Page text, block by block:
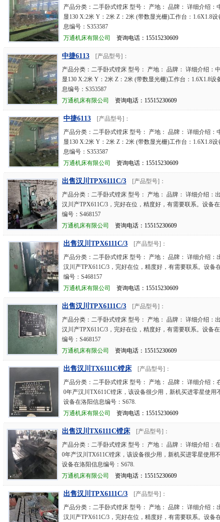
产品分类：二手卧式镗床 型号： 产地： 品牌： 详细介绍：
显130 X:2米 Y：2米 Z：2米 (带数显光栅)工作台：1.6X1.8
息编号：S353587
万通机床有限公司
资询电话：15515230609
中捷6113
[产品型号]：
产品分类：二手卧式镗床 型号： 产地： 品牌： 详细介绍：
显130 X:2米 Y：2米 Z：2米 (带数显光栅)工作台：1.6X1.8设
息编号：S353587
万通机床有限公司
资询电话：15515230609
中捷6113
[产品型号]：
产品分类：二手卧式镗床 型号： 产地： 品牌： 详细介绍：
显130 X:2米 Y：2米 Z：2米 (带数显光栅)工作台：1.6X1.8
息编号：S353587
万通机床有限公司
资询电话：15515230609
出售汉川TPX6111C/3
[产品型号]：
产品分类：二手卧式镗床 型号： 产地： 品牌： 详细介绍：
汉川产TPX611C/3，完好在位，精度好，有需要联系。设备
编号：S468157
万通机床有限公司
资询电话：15515230609
出售汉川TPX6111C/3
[产品型号]：
产品分类：二手卧式镗床 型号： 产地： 品牌： 详细介绍：
汉川产TPX611C/3，完好在位，精度好，有需要联系。设备
编号：S468157
万通机床有限公司
资询电话：15515230609
出售汉川TPX6111C/3
[产品型号]：
产品分类：二手卧式镗床 型号： 产地： 品牌： 详细介绍：
汉川产TPX611C/3，完好在位，精度好，有需要联系。设备
编号：S468157
万通机床有限公司
资询电话：15515230609
出售汉川TX6111C镗床
[产品型号]：
产品分类：二手卧式镗床 型号： 产地： 品牌： 详细介绍：
0年产汉川TX611C镗床，该设备很少用，新机买进零星使用
设备在洛阳信息编号：S678.
万通机床有限公司
资询电话：15515230609
出售汉川TX6111C镗床
[产品型号]：
产品分类：二手卧式镗床 型号： 产地： 品牌： 详细介绍：
0年产汉川TX611C镗床，该设备很少用，新机买进零星使用
设备在洛阳信息编号：S678.
万通机床有限公司
资询电话：15515230609
出售汉川TPX6111C/3
[产品型号]：
产品分类：二手卧式镗床 型号： 产地： 品牌： 详细介绍：
汉川产TPX611C/3，完好在位，精度好，有需要联系。设备